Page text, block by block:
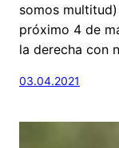
somos
próximo 4 de
la derecha con
03.04.2021